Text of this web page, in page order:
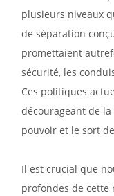
plusieurs niveaux
de séparation
promettaient
sécurité, les
Ces politiques
décourageant de
pouvoir et le sort
Il est crucial que
profondes de cette